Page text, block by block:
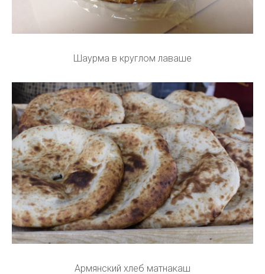
Шаурма в круглом лаваше
Армянский хлеб матнакаш